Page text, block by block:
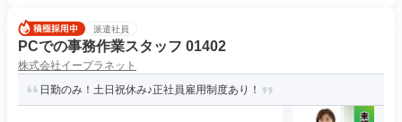
派遣社員
PCでの事務作業スタッフ 01402
株式会社イープラネット
日勤のみ！土日祝休み♪正社員雇用制度あり！